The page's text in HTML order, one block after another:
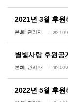
2021년 3월 후원
본회| 관리자
별빛사랑 후원공
본회| 관리자
2022년 5월 후원